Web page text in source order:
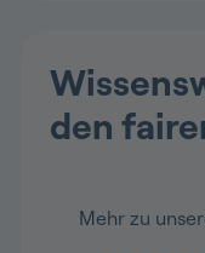
den
Mehr zu